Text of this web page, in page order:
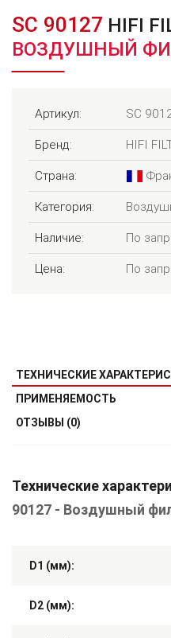
SC 90127 HIFI
ВОЗДУШНЫЙ
Артикул: SC
Бренд: HIFI
Страна:
Категория:
Наличие: По
Цена: По
ТЕХНИЧЕСКИЕ
ПРИМЕНЯЕМОСТЬ
ОТЗЫВЫ (0)
Технические
90127 - Воздушный
D1 (мм):
D2 (мм):